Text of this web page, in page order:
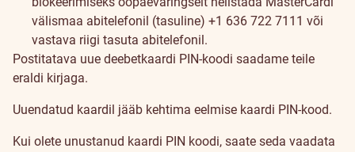
välismaa abitelefonil (tasuline) +1 636 722 7111 või
vastava riigi tasuta abitelefonil.
Postitatava uue deebetkaardi PIN-koodi saadame teile
eraldi kirjaga.
Uuendatud kaardil jääb kehtima eelmise kaardi PIN-kood.
Kui olete unustanud kaardi PIN koodi, saate seda vaadata